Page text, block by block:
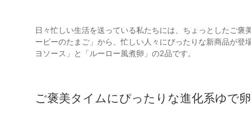
日々忙しい生活を送っている私たちには、ちょっとしたご
ーピーのたまご」から、忙しい人々にぴったりな新商品が登
ヨソース」と「ルーロー風煮卵」の2品です。
ご褒美タイムにぴったりな進化系ゆで卵